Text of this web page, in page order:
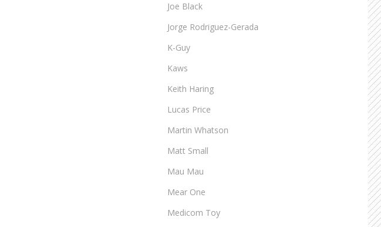
Joe Black
Jorge Rodriguez-Gerada
K-Guy
Kaws
Keith Haring
Lucas Price
Martin Whatson
Matt Small
Mau Mau
Mear One
Medicom Toy